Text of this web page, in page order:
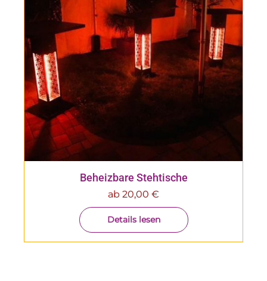
Beheizbare Stehtische
ab 20,00 €
Details lesen